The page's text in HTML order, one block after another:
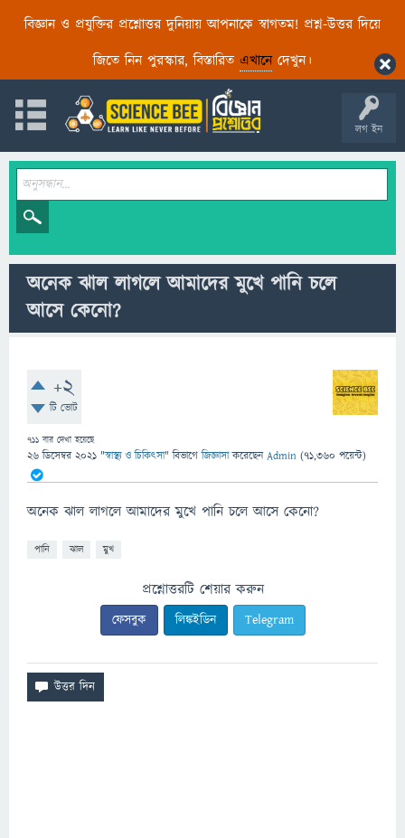
বিজ্ঞান ও প্রযুক্তির প্রশ্নোত্তর দুনিয়ায় আপনাকে স্বাগতম! প্রশ্ন-উত্তর দিয়ে
জিতে নিন পুরস্কার, বিস্তারিত এখানেদেখুন।
লগ ইন
অনেক ঝাল লাগলে আমাদের মুখে পানি চলে
আসে কেনো?
+2
টি ভোট
711 বার দেখা হয়েছে
26 ডিসেম্বর 2021 "স্বাস্থ্য ও চিকিৎসা" বিভাগে জিজ্ঞাসাকরেছেনAdmin (71,360 পয়েন্ট)
অনেক ঝাল লাগলে আমাদের মুখে পানি চলে আসে কেনো?
পানি ঝাল মুখ
প্রশ্নোত্তরটি শেয়ার করুন
ফেসবুক লিঙ্কইডিন Telegram